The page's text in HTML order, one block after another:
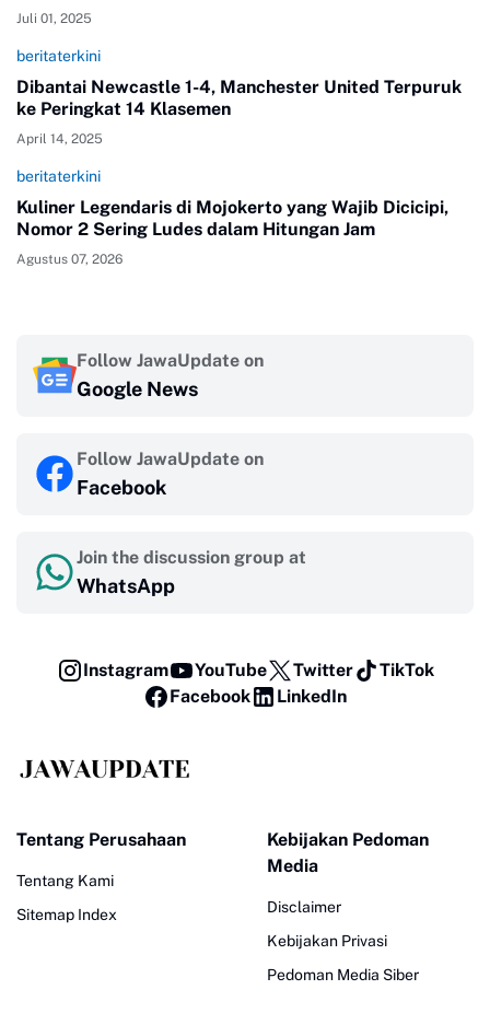
Juli 01, 2025
beritaterkini
Dibantai Newcastle 1-4, Manchester United Terpuruk
ke Peringkat 14 Klasemen
April 14, 2025
beritaterkini
Kuliner Legendaris di Mojokerto yang Wajib Dicicipi,
Nomor 2 Sering Ludes dalam Hitungan Jam
Agustus 07, 2026
Follow JawaUpdate on
Google News
Follow JawaUpdate on
Facebook
Join the discussion group at
WhatsApp
Instagram YouTube Twitter
TikTok
Facebook
LinkedIn
Tentang Perusahaan
Tentang Kami
Sitemap Index
Kebijakan Pedoman
Media
Disclaimer
Kebijakan Privasi
Pedoman Media Siber